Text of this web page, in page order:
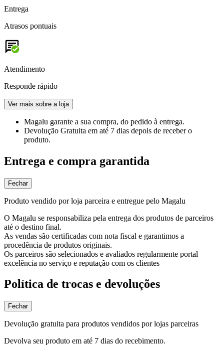
Entrega
Atrasos pontuais
Atendimento
Responde rápido
Ver mais sobre a loja
Magalu garante a sua compra, do pedido à entrega.
Devolução Gratuita em até 7 dias depois de receber o
produto.
Entrega e compra garantida
Fechar
Produto vendido por loja parceira e entregue pelo Magalu
O Magalu se responsabiliza pela entrega dos produtos de parceiros
até o destino final.
As vendas são certificadas com nota fiscal e garantimos a
procedência de produtos originais.
Os parceiros são selecionados e avaliados regularmente portal
excelência no serviço e reputação com os clientes
Política de trocas e devoluções
Fechar
Devolução gratuita para produtos vendidos por lojas parceiras
Devolva seu produto em até 7 dias do recebimento.